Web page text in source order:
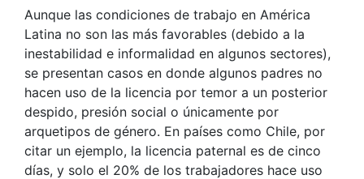
Aunque las condiciones de trabajo en América
Latina no son las más favorables (debido a la
inestabilidad e informalidad en algunos sectores),
se presentan casos en donde algunos padres no
hacen uso de la licencia por temor a un posterior
despido, presión social o únicamente por
arquetipos de género. En países como Chile, por
citar un ejemplo, la licencia paternal es de cinco
días, y solo el 20% de los trabajadores hace uso